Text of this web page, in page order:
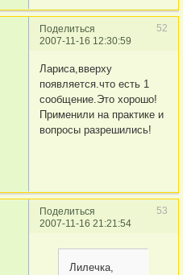
Поделиться
52
2007-11-16 12:30:59
Лариса,вверху
появляется.что есть 1
сообщение.Это хорошо!
Применили на практике и
вопросы разрешились!
Поделиться
53
2007-11-16 21:21:54
Лилечка,